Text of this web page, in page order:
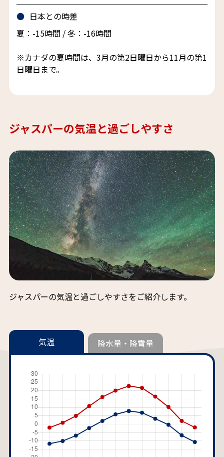
日本との時差
夏：-15時間 / 冬：-16時間
※カナダの夏時間は、3月の第2日曜日から11月の第1
日曜日まで。
ジャスパーの気温と過ごしやすさ
ジャスパーの気温と過ごしやすさをご紹介します。
気温 降水量・降雪量